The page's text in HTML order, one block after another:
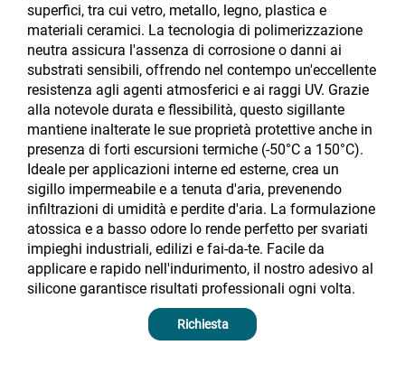
superfici, tra cui vetro, metallo, legno, plastica e
materiali ceramici. La tecnologia di polimerizzazione
neutra assicura l'assenza di corrosione o danni ai
substrati sensibili, offrendo nel contempo un'eccellente
resistenza agli agenti atmosferici e ai raggi UV. Grazie
alla notevole durata e flessibilità, questo sigillante
mantiene inalterate le sue proprietà protettive anche in
presenza di forti escursioni termiche (-50°C a 150°C).
Ideale per applicazioni interne ed esterne, crea un
sigillo impermeabile e a tenuta d'aria, prevenendo
infiltrazioni di umidità e perdite d'aria. La formulazione
atossica e a basso odore lo rende perfetto per svariati
impieghi industriali, edilizi e fai-da-te. Facile da
applicare e rapido nell'indurimento, il nostro adesivo al
silicone garantisce risultati professionali ogni volta.
Richiesta